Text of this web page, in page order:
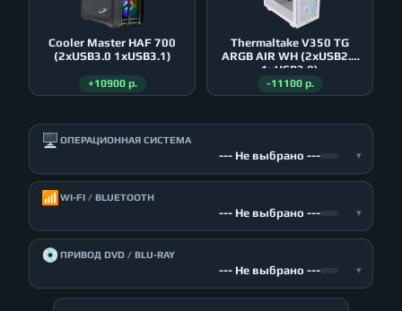
Cooler Master HAF 700
(2xUSB3.0 1xUSB3.1)
+10900 р.
Thermaltake V350 TG
ARGB AIR WH (2xUSB2.0
1xUSB3.0)
-11100 р.
🖥️ ОПЕРАЦИОННАЯ СИСТЕМА
--- Не выбрано --- ▾
📶 WI-FI / BLUETOOTH
--- Не выбрано --- ▾
💿ПРИВОД DVD / BLU-RAY
--- Не выбрано --- ▾